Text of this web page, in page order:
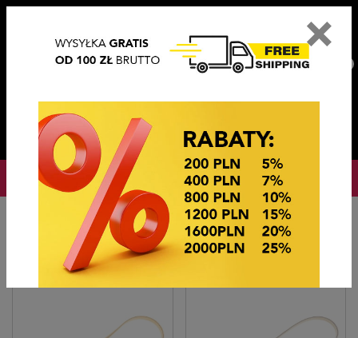
OKAZJE CENOWE
Hlavní stránka PASKI
×